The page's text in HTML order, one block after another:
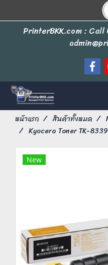
PrinterBKK.com : Call
หน้าแรก สินค้าทั้งหมด
Kyocera Toner TK-
New